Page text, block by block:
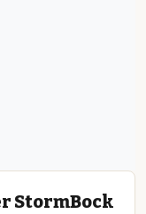
StormBock